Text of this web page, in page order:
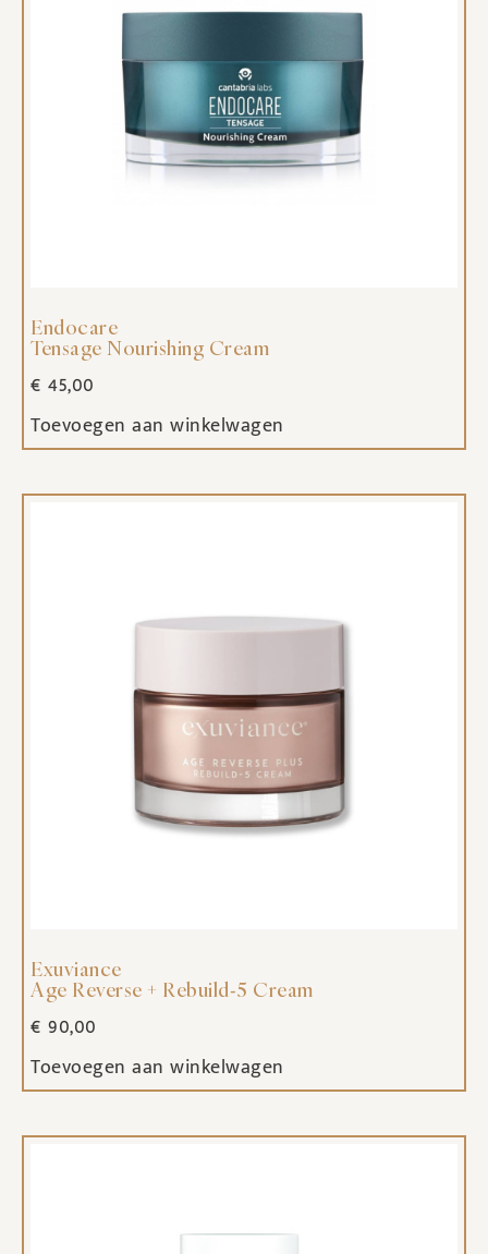
Endocare
Tensage Nourishing Cream
€ 45,00
Toevoegen aan winkelwagen
Exuviance
Age Reverse + Rebuild-5 Cream
€ 90,00
Toevoegen aan winkelwagen